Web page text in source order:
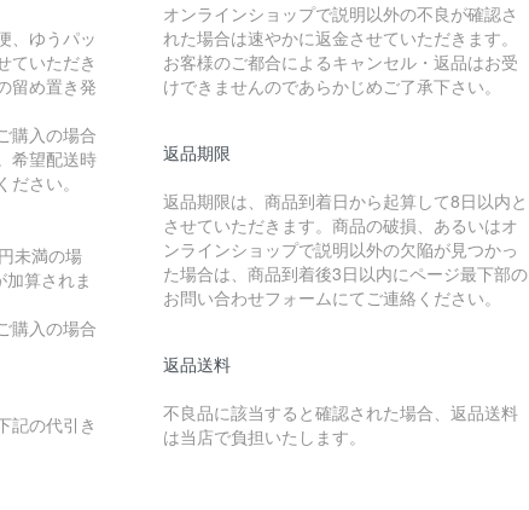
、ゆうパッ
ていただき
留め置き発
購入の場合
希望配送時
さい。
未満の場
算されま
購入の場合
記の代引き
オンラインショップで説明以外の不良が確認さ
れた場合は速やかに返金させていただきます。
お客様のご都合によるキャンセル・返品はお受
けできませんのであらかじめご了承下さい。
返品期限
返品期限は、商品到着日から起算して8日以内と
させていただきます。商品の破損、あるいはオ
ンラインショップで説明以外の欠陥が見つかっ
た場合は、商品到着後3日以内にページ最下部の
お問い合わせフォームにてご連絡ください。
返品送料
不良品に該当すると確認された場合、返品送料
は当店で負担いたします。